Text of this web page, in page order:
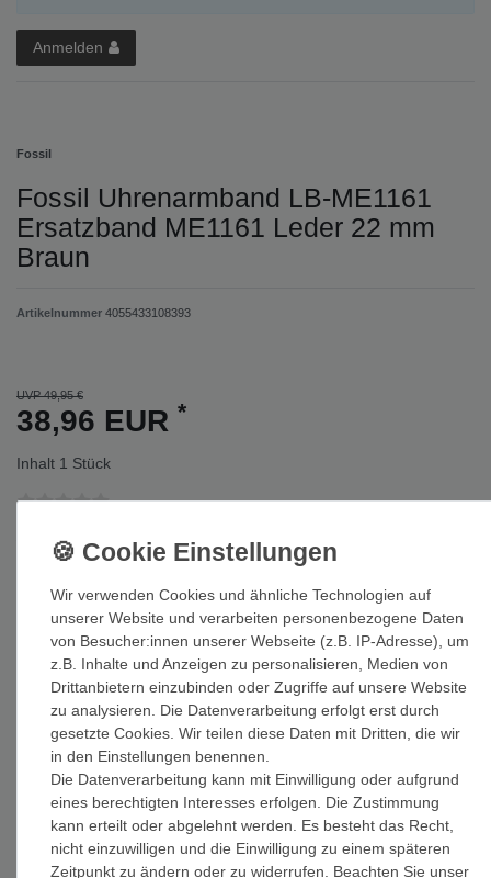
Anmelden
Fossil
Fossil Uhrenarmband LB-ME1161
Ersatzband ME1161 Leder 22 mm
Braun
Artikelnummer 4055433108393
UVP 49,95 €
38,96 EUR *
Inhalt 1 Stück
Auf Lager: Auslieferung innerhalb von 1-3 Tagen nach
In den Warenkorb
Wunschliste
* inkl. ges. MwSt. zzgl.Versandkosten
Wir verwenden Cookies und ähnliche Technologien auf
unserer Website und verarbeiten personenbezogene Daten
von Besucher:innen unserer Webseite (z.B. IP-Adresse), um
z.B. Inhalte und Anzeigen zu personalisieren, Medien von
Drittanbietern einzubinden oder Zugriffe auf unsere Website
zu analysieren. Die Datenverarbeitung erfolgt erst durch
gesetzte Cookies. Wir teilen diese Daten mit Dritten, die wir
in den Einstellungen benennen.
Die Datenverarbeitung kann mit Einwilligung oder aufgrund
eines berechtigten Interesses erfolgen. Die Zustimmung
kann erteilt oder abgelehnt werden. Es besteht das Recht,
nicht einzuwilligen und die Einwilligung zu einem späteren
Zeitpunkt zu ändern oder zu widerrufen. Beachten Sie unser